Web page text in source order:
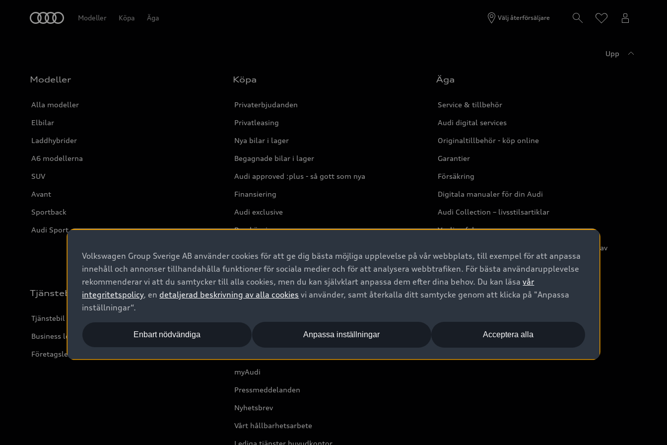
Modeller Köpa Äga Välj återförsäljare
Upp
Modeller
Alla modeller
Elbilar
Laddhybrider
A6 modellerna
SUV
Avant
Sportback
Audi Sport
Köpa
Privaterbjudanden
Privatleasing
Nya bilar i lager
Begagnade bilar i lager
Audi approved :plus - så gott som nya
Finansiering
Audi exclusive
Provkörning
Äga
Service & tillbehör
Audi digital services
Originaltillbehör - köp online
Garantier
Försäkring
Digitala manualer för din Audi
Audi Collection – livsstilsartiklar
Vanliga frågor
2G/3G nätet stängs ned - Hur påverkas min bil av
detta?
Tjänstebil
Tjänstebil
Business lease online
Företagsleasing
Om Audi Sverige
Boka Service online
myAudi
Pressmeddelanden
Nyhetsbrev
Vårt hållbarhetsarbete
Lediga tjänster huvudkontor
Volkswagen Group Sverige AB använder cookies för att ge dig bästa möjliga upplevelse på vår webbplats, till exempel för att anpassa
innehåll och annonser tillhandahålla funktioner för sociala medier och för att analysera webbtrafiken. För bästa användarupplevelse
rekommenderar vi att du samtycker till alla cookies, men du kan självklart anpassa dem efter dina behov. Du kan läsavår
integritetspolicy, en detaljerad beskrivning av alla cookies vi använder, samt återkalla ditt samtycke genom att klicka på "Anpassa
inställningar“.
Acceptera alla
Enbart nödvändiga Anpassa inställningar